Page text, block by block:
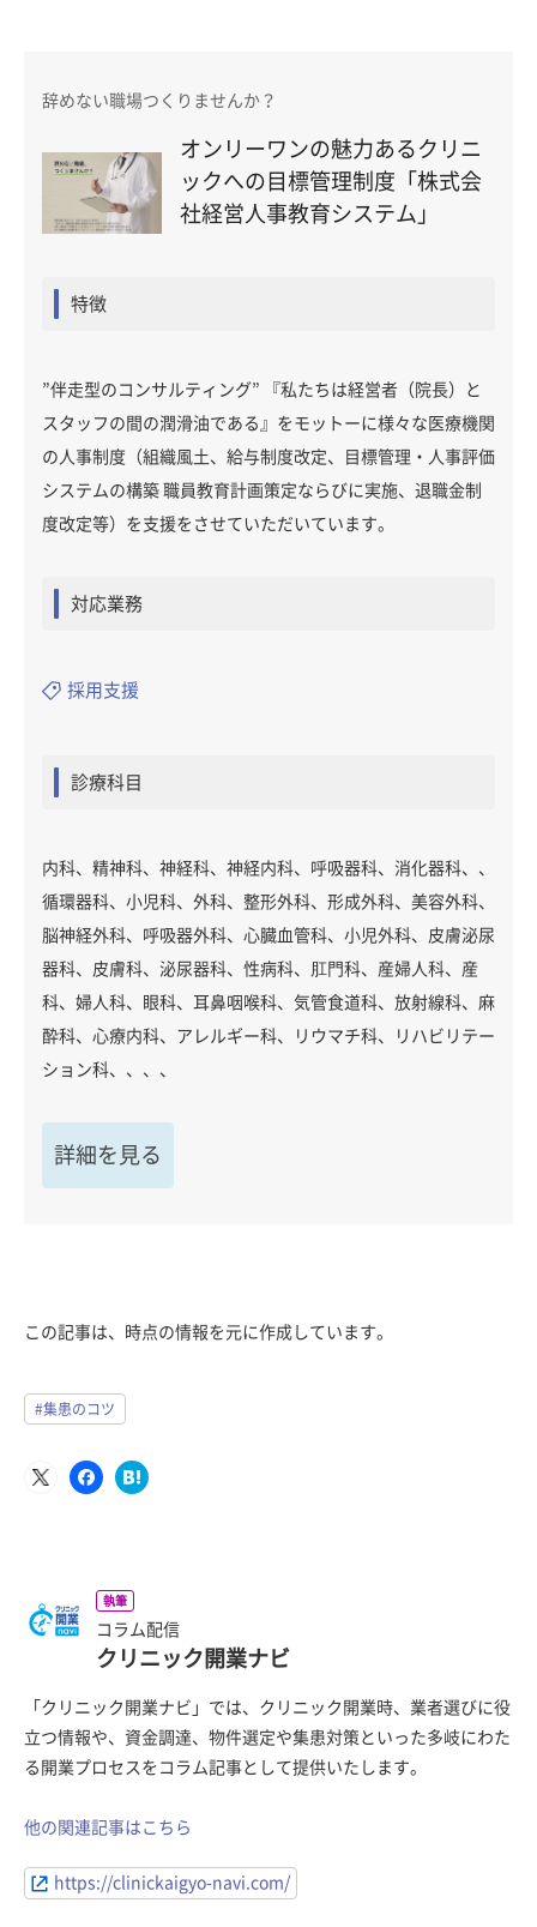
辞めない職場つくりませんか？
オンリーワンの魅力あるクリニ
ックへの目標管理制度「株式会
社経営人事教育システム」
特徴
”伴走型のコンサルティング” 『私たちは経営者（院長）と
スタッフの間の潤滑油である』をモットーに様々な医療機関
の人事制度（組織風土、給与制度改定、目標管理・人事評価
システムの構築 職員教育計画策定ならびに実施、退職金制
度改定等）を支援をさせていただいています。
対応業務
採用支援
診療科目
内科、精神科、神経科、神経内科、呼吸器科、消化器科、、
循環器科、小児科、外科、整形外科、形成外科、美容外科、
脳神経外科、呼吸器外科、心臓血管科、小児外科、皮膚泌尿
器科、皮膚科、泌尿器科、性病科、肛門科、産婦人科、産
科、婦人科、眼科、耳鼻咽喉科、気管食道科、放射線科、麻
酔科、心療内科、アレルギー科、リウマチ科、リハビリテー
ション科、、、、
詳細を見る
この記事は、時点の情報を元に作成しています。
#集患のコツ
執筆
コラム配信
クリニック開業ナビ
「クリニック開業ナビ」では、クリニック開業時、業者選びに役
立つ情報や、資金調達、物件選定や集患対策といった多岐にわた
る開業プロセスをコラム記事として提供いたします。
他の関連記事はこちら
https://clinickaigyo-navi.com/